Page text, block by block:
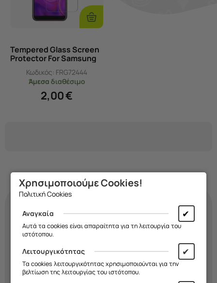
Προσθήκη
Στο
Καλάθι
Tempered Glass Screen
Protector For Samsung
J6 Plus 2018
Κωδικός: FRG72444
Άμεσα διαθέσιμο
2,00€
Κάνε τη θήκη σου
τόσο μοναδική όσο κι
εσύ!
Χρησιμοποιούμε Cookies!
Πολιτική Cookies
Αναγκαία ✔
Αυτά τα cookies είναι απαραίτητα για τη λειτουργία του
ιστότοπου.
Λειτουργικότητας ✔
Τα cookies λειτουργικότητας χρησιμοποιούνται για την
βελτίωση της λειτουργίας του ιστότοπου.